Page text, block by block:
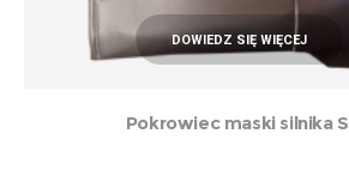
DOWIEDZ SIĘ WIĘCEJ
Pokrowiec maski silnika